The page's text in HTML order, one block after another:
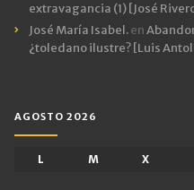
extravagancia (1) [José
José María Isabel.en
¿toledano ilustre? [Luis
AGOSTO 2026
L M X